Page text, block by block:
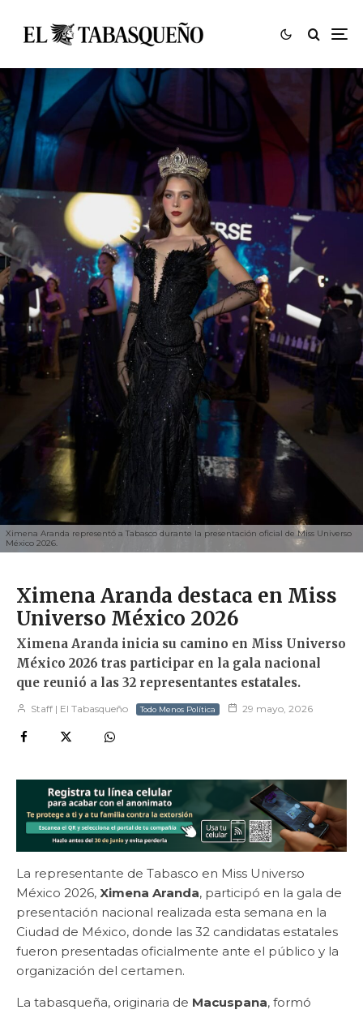
Ximena Aranda representó a Tabasco durante la presentación oficial de Miss Universo
México 2026.
Ximena Aranda destaca en Miss
Universo México 2026
Ximena Aranda inicia su camino en Miss Universo
México 2026 tras participar en la gala nacional
que reunió a las 32 representantes estatales.
Staff | El Tabasqueño Todo Menos Política 29 mayo, 2026
La representante de Tabasco en Miss Universo
México 2026, Ximena Aranda, participó en la gala de
presentación nacional realizada esta semana en la
Ciudad de México, donde las 32 candidatas estatales
fueron presentadas oficialmente ante el público y la
organización del certamen.
La tabasqueña, originaria de Macuspana, formó